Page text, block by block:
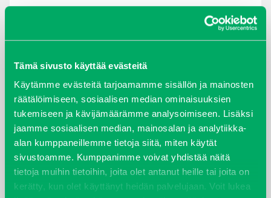
Tämä sivusto käyttää evästeitä
Käytämme evästeitä tarjoamamme sisällön ja mainosten
räätälöimiseen, sosiaalisen median ominaisuuksien
tukemiseen ja kävijämäärämme analysoimiseen. Lisäksi
jaamme sosiaalisen median, mainosalan ja analytiikka-
alan kumppaneillemme tietoja siitä, miten käytät
sivustoamme. Kumppanimme voivat yhdistää näitä
tietoja muihin tietoihin, joita olet antanut heille tai joita on
kerätty, kun olet käyttänyt heidän palvelujaan. Voit lukea